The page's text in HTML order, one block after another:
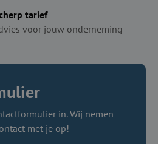
tarief
voor jouw onderneming
in. Wij nemen
met je op!